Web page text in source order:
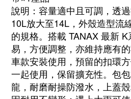
說明：容量適中且可調，透
10L放大至14L，外殼造型流
的規格。搭載 TANAX 最新
易，方便調整，亦維持應有
車款安裝使用，預留的扣環
一起使用，保留擴充性。包
龍，耐磨耐操防潑水，上蓋